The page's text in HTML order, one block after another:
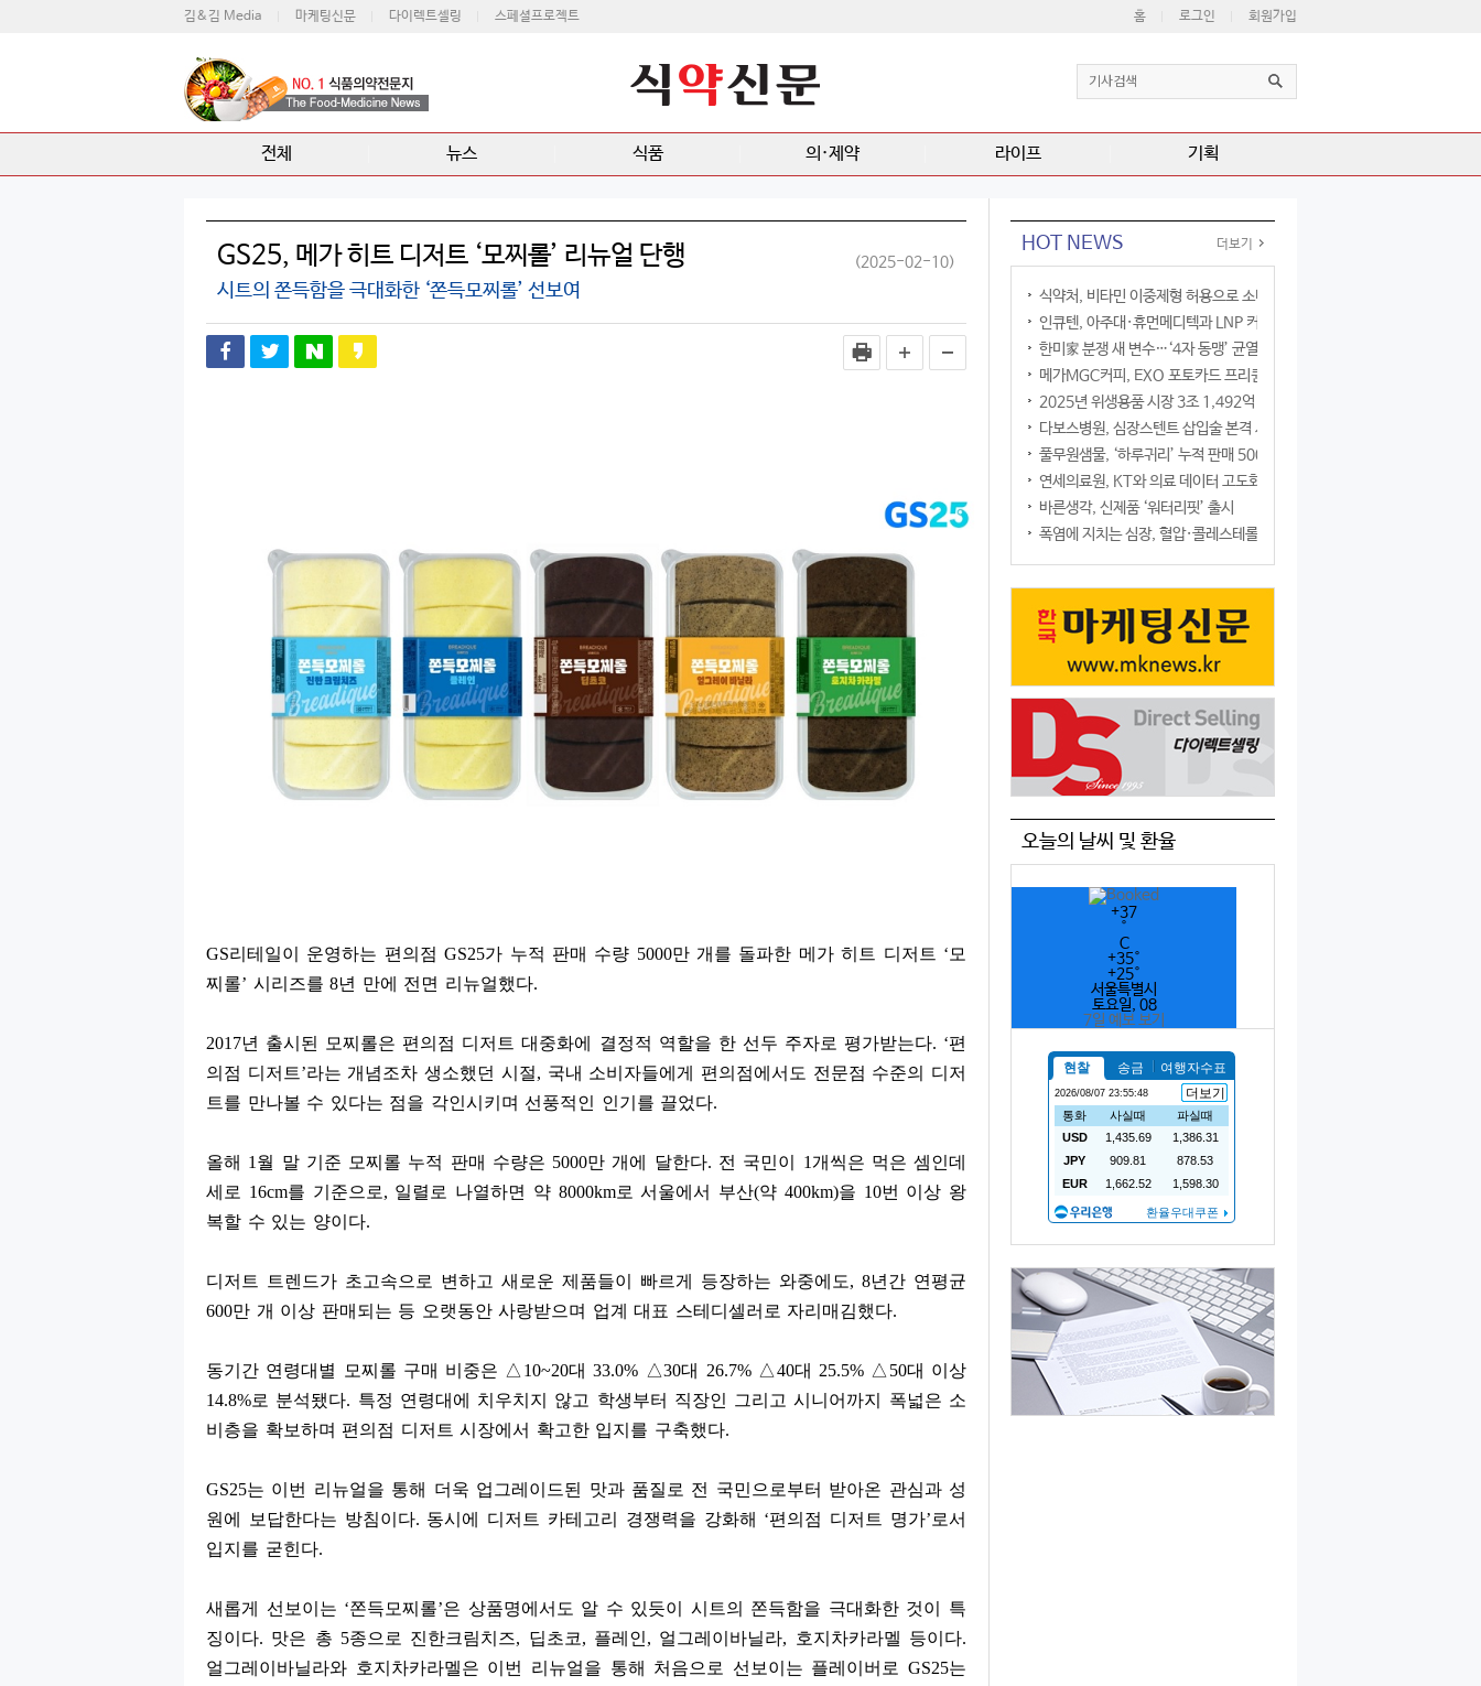
김&김 Media 마케팅신문 다이렉트셀링 스페셜프로젝트 홈 로그인 회원가입
전체 뉴스 식품 의·제약 라이프 기획
GS25, 메가 히트 디저트 ‘모찌롤’ 리뉴얼 단행 (2025-02-10)
시트의 쫀득함을 극대화한 ‘쫀득모찌롤’ 선보여
GS리테일이 운영하는 편의점GS25가 누적 판매 수량 5000만 개를 돌파한 메가 히트 디저트 ‘ 모
찌롤’ 시리즈를 8년 만에 전면 리뉴얼했다.
2017년 출시된 모찌롤은 편의점 디저트 대중화에 결정적 역할을 한 선두 주자로 평가받는다. ‘편
의점 디저트’라는 개념조차 생소했던 시절, 국내 소비자들에게 편의점에서도 전문점 수준의 디저
트를 만나볼 수 있다는 점을 각인시키며 선풍적인 인기를 끌었다.
올해 1 월 말 기준 모찌롤 누적 판매 수량은 5000만 개에 달한다. 전 국민이 1개씩은 먹은 셈인데
세로 16cm를 기준으로, 일렬로 나열하면 약 8000km로 서울에서 부산(약 400km)을 10번 이상 왕
복할 수 있는 양이다.
디저트 트렌드가 초고속으로 변하고 새로운 제품들이 빠르게 등장하는 와중에도, 8년간 연평균
600만 개 이상 판매되는 등 오랫동안 사랑받으며 업계 대표 스테디셀러로 자리매김했다.
동기간 연령대별 모찌롤 구매 비중은 △ 10~20대33.0% △30대 26.7% △40대 25.5% △ 50대 이상
14.8%로 분석됐다. 특정 연령대에 치우치지 않고 학생부터 직장인 그리고 시니어까지 폭넓은 소
비층을 확보하며 편의점 디저트 시장에서 확고한 입지를 구축했다.
GS25는 이번 리뉴얼을 통해 더욱 업그레이드된 맛과 품질로 전 국민으로부터 받아온 관심과 성
원에 보답한다는 방침이다. 동시에 디저트 카테고리 경쟁력을 강화해 ‘편의점 디저트 명가’로서
입지를 굳힌다.
새롭게 선보이는 ‘쫀득모찌롤’은 상품명에서도 알 수 있듯이 시트의 쫀득함을 극대화한 것이 특
징이다. 맛은 총 5종으로 진한크림치즈, 딥초코, 플레인, 얼그레이바닐라, 호지차카라멜 등이다.
얼그레이바닐라와 호지차카라멜은 이번 리뉴얼을 통해 처음으로 선보이는 플레이버로 GS25는
HOT NEWS 더보기
식약처, 비타민 이중제형 허용으로 소비자 선택권 확대
인큐텐, 아주대·휴먼메디텍과 LNP 커큐민 공동연구
한미家 분쟁 새 변수…‘4자 동맹’ 균열 현실화
메가MGC커피, EXO 포토카드 프리퀀시 이벤트
2025년 위생용품 시장 3조 1,492억 원
다보스병원, 심장스텐트 삽입술 본격 시행
풀무원샘물, ‘하루귀리’ 누적 판매 500만 병 돌파
연세의료원, KT와 의료 데이터 고도화 협력
바른생각, 신제품 ‘워터리핏’ 출시
폭염에 지치는 심장, 혈압·콜레스테롤만 챙기면 될까?
오늘의 날씨 및 환율
+37
°
C
+35°
+25°
서울특별시
토요일, 08
7일 예보 보기